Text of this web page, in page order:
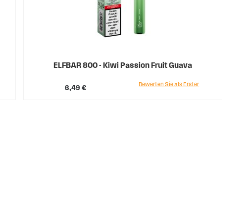
ELFBAR 800 - Kiwi Passion Fruit Guava
6,49 €
Bewerten Sie als Erster